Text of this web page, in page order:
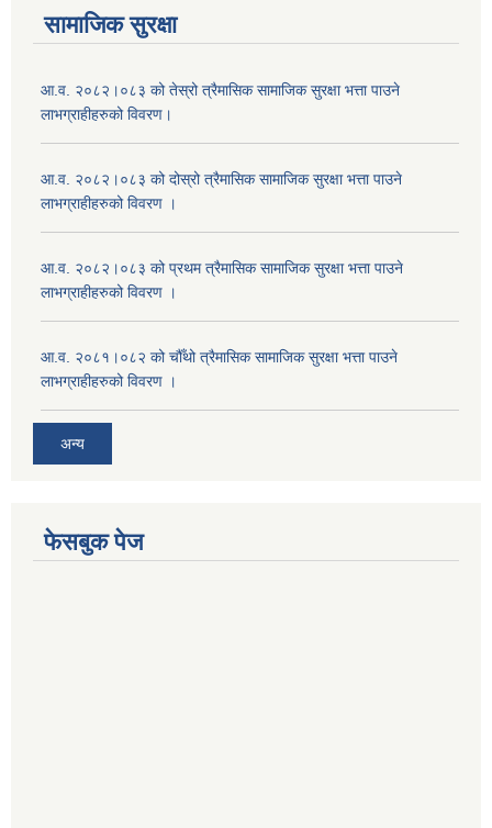
सामाजिक सुरक्षा
आ.व. २०८२।०८३ को तेस्रो त्रैमासिक सामाजिक सुरक्षा भत्ता पाउने
लाभग्राहीहरुको विवरण।
आ.व. २०८२।०८३ को दोस्रो त्रैमासिक सामाजिक सुरक्षा भत्ता पाउने
लाभग्राहीहरुको विवरण ।
आ.व. २०८२।०८३ को प्रथम त्रैमासिक सामाजिक सुरक्षा भत्ता पाउने
लाभग्राहीहरुको विवरण ।
आ.व. २०८१।०८२ को चौँथो त्रैमासिक सामाजिक सुरक्षा भत्ता पाउने
लाभग्राहीहरुको विवरण ।
अन्य
फेसबुक पेज